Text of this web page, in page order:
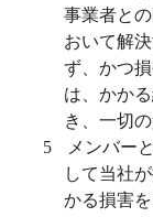
事業者と
おいて解
ず、かつ
は、かか
き、一切
5
メンバー
して当社
かる損害